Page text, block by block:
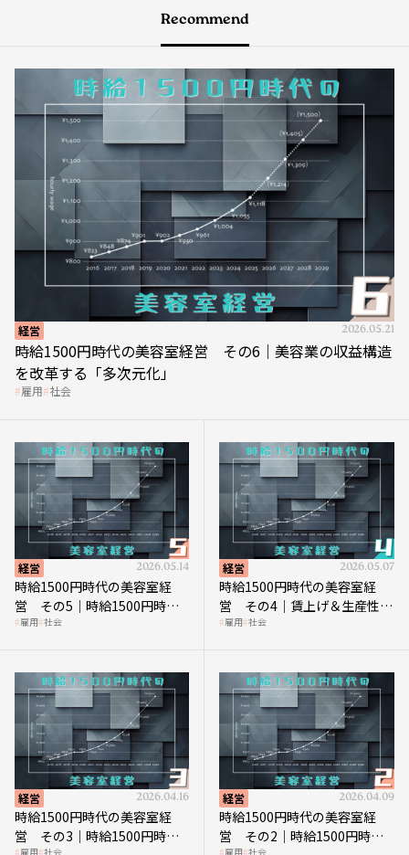
Recommend
経営 2026.05.21
時給1500円時代の美容室経営 その6｜美容業の収益構造
を改革する「多次元化」
雇用 社会
経営 2026.05.14
時給1500円時代の美容室経
営 その5｜時給1500円時代
の到来は美容業の収益構造を
雇用 社会
経営 2026.05.07
時給1500円時代の美容室経
営 その4｜賃上げ＆生産性向
上につなげる賢い助成金活用
雇用 社会
経営 2026.04.16
時給1500円時代の美容室経
営 その3｜時給1500円時
雇用 社会
経営 2026.04.09
時給1500円時代の美容室経
営 その2｜時給1500円時代
雇用 社会